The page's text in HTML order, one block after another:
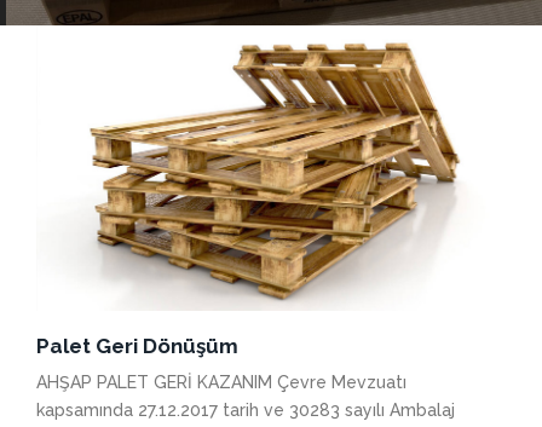
Palet Geri Dönüşüm
AHŞAP PALET GERİ KAZANIM Çevre Mevzuatı
kapsamında 27.12.2017 tarih ve 30283 sayılı Ambalaj